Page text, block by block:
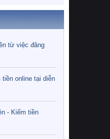
từ việc đăng
online tại diễn
- Kiếm tiền